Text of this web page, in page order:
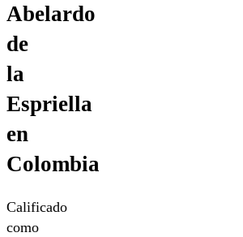
Abelardo
de
la
Espriella
en
Colombia
Calificado
como